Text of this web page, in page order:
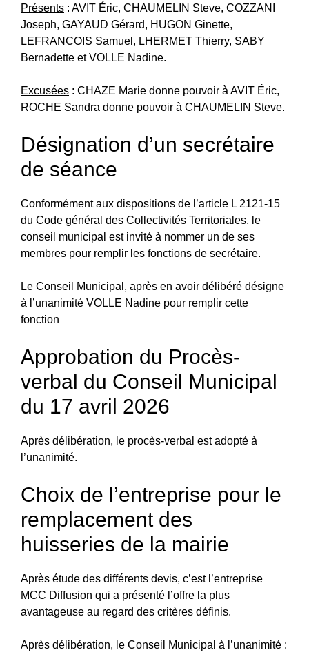
Présents : AVIT Éric, CHAUMELIN Steve, COZZANI
Joseph, GAYAUD Gérard, HUGON Ginette,
LEFRANCOIS Samuel, LHERMET Thierry, SABY
Bernadette et VOLLE Nadine.
Excusées : CHAZE Marie donne pouvoir à AVIT Éric,
ROCHE Sandra donne pouvoir à CHAUMELIN Steve.
Désignation d’un secrétaire
de séance
Conformément aux dispositions de l’article L 2121-15
du Code général des Collectivités Territoriales, le
conseil municipal est invité à nommer un de ses
membres pour remplir les fonctions de secrétaire.
Le Conseil Municipal, après en avoir délibéré désigne
à l’unanimité VOLLE Nadine pour remplir cette
fonction
Approbation du Procès-
verbal du Conseil Municipal
du 17 avril 2026
Après délibération, le procès-verbal est adopté à
l’unanimité.
Choix de l’entreprise pour le
remplacement des
huisseries de la mairie
Après étude des différents devis, c’est l’entreprise
MCC Diffusion qui a présenté l’offre la plus
avantageuse au regard des critères définis.
Après délibération, le Conseil Municipal à l’unanimité :